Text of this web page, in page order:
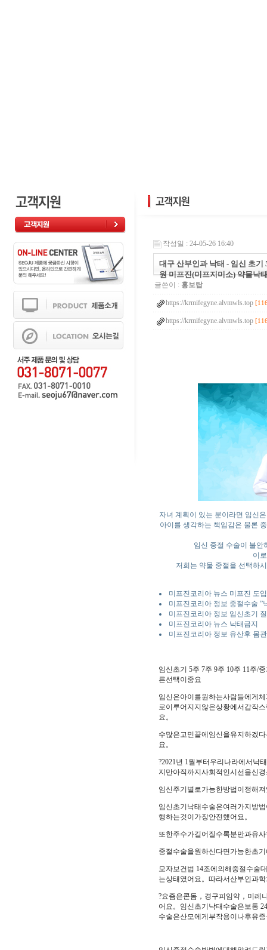
작성일 : 24-05-26 16:40
대구 산부인과 낙태 - 임신 초
원 미프진(미프지미소) 약물낙
글쓴이 : 홍보탑
https://krmifegyne.alvmwls.top
https://krmifegyne.alvmwls.top
자녀 계획이 있는 분이라면 임신
아이를 생각하는 책임감은 물론
임신 중절 수술이 불안
이
저희는 약물 중절을 선택하
미프진코리아 뉴스 미프진 도입
미프진코리아 정보 중절수술 ”
미프진코리아 정보 임신초기
미프진코리아 뉴스 낙태금지
미프진코리아 정보 유산후 몸
임신초기 5주 7주 9주 10주 11주/
른선택이중요
임신은아이를원하는사람들에게
로이루어지지않은상황에서갑작
요。
수많은고민끝에임신을유지하겠
요。
?2021년 1월부터우리나라에서낙
지만아직까지사회적인시선을신
임신주기별로가능한방법이정해
임신초기낙태수술은여러가지방
행하는것이가장안전했어요。
또한주수가길어질수록분만과유
중절수술을원하신다면가능한초
모자보건법 14조에의해중절수술
는상태였어요。따라서산부인과
?요즘은콘돔，경구피임약，미레
어요。임신초기낙태수술은보통
수술은산모에게부작용이나후유